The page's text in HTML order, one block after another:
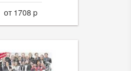
от 1708 p